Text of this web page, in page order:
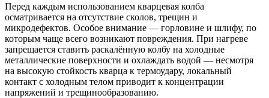
Перед каждым использованием кварцевая колба
осматривается на отсутствие сколов, трещин и
микродефектов. Особое внимание — горловине и шлифу, по
которым чаще всего возникают повреждения. При нагреве
запрещается ставить раскалённую колбу на холодные
металлические поверхности и охлаждать водой — несмотря
на высокую стойкость кварца к термоудару, локальный
контакт с холодным телом приводит к концентрации
напряжений и трещинообразованию.